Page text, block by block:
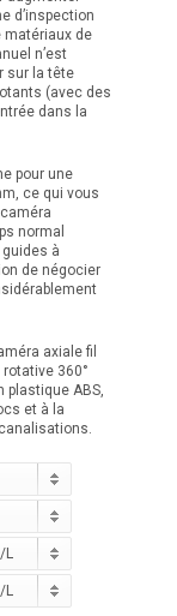
d’inspection
matériaux de
n’est
sur la tête
(avec des
dans la
pour une
ce qui vous
normal
à
de négocier
axiale fil
360°
plastique ABS,
et à la